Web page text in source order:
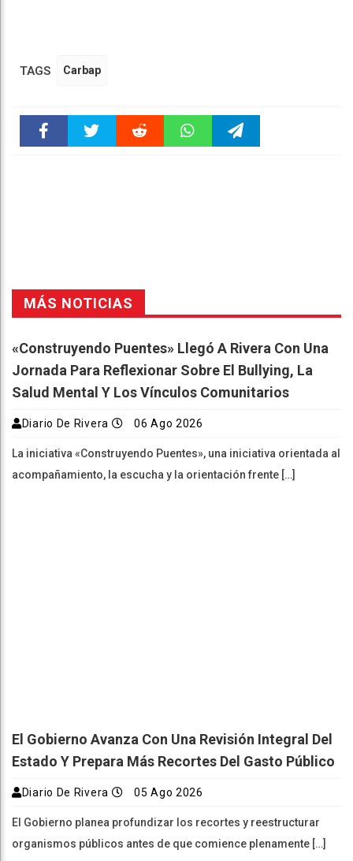
TAGS Carbap
MÁS NOTICIAS
«Construyendo Puentes» Llegó A Rivera Con Una
Jornada Para Reflexionar Sobre El Bullying, La
Salud Mental Y Los Vínculos Comunitarios
Diario De Rivera 06 Ago 2026
La iniciativa «Construyendo Puentes», una iniciativa orientada al
acompañamiento, la escucha y la orientación frente […]
El Gobierno Avanza Con Una Revisión Integral Del
Estado Y Prepara Más Recortes Del Gasto Público
Diario De Rivera 05 Ago 2026
El Gobierno planea profundizar los recortes y reestructurar
organismos públicos antes de que comience plenamente […]